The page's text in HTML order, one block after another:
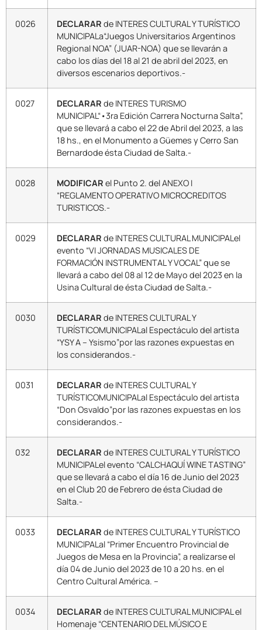
0026 DECLARAR de INTERES CULTURAL Y TURÍSTICO
MUNICIPALa“Juegos Universitarios Argentinos
Regional NOA” (JUAR-NOA) que se llevarán a
cabo los días del 18 al 21 de abril del 2023, en
diversos escenarios deportivos.-
0027 DECLARAR de INTERES TURISMO
MUNICIPAL“•3ra Edición Carrera Nocturna Salta”,
que se llevará a cabo el 22 de Abril del 2023, a las
18 hs., en el Monumento a Güemes y Cerro San
Bernardode ésta Ciudad de Salta.-
0028 MODIFICAR el Punto 2. del ANEXO I
“REGLAMENTO OPERATIVO MICROCREDITOS
TURISTICOS.-
0029 DECLARAR de INTERES CULTURAL MUNICIPALel
evento “VI JORNADAS MUSICALES DE
FORMACIÓN INSTRUMENTAL Y VOCAL” que se
llevará a cabo del 08 al 12 de Mayo del 2023 en la
Usina Cultural de ésta Ciudad de Salta.-
0030 DECLARAR de INTERES CULTURAL Y
TURÍSTICOMUNICIPALal Espectáculo del artista
“YSY A – Ysismo”por las razones expuestas en
los considerandos.-
0031 DECLARAR de INTERES CULTURAL Y
TURÍSTICOMUNICIPALal Espectáculo del artista
“Don Osvaldo”por las razones expuestas en los
considerandos.-
032 DECLARAR de INTERES CULTURAL Y TURÍSTICO
MUNICIPALel evento “CALCHAQUÍ WINE TASTING”
que se llevará a cabo el día 16 de Junio del 2023
en el Club 20 de Febrero de ésta Ciudad de
Salta.-
0033 DECLARAR de INTERES CULTURAL Y TURÍSTICO
MUNICIPALal “Primer Encuentro Provincial de
Juegos de Mesa en la Provincia”, a realizarse el
día 04 de Junio del 2023 de 10 a 20 hs. en el
Centro Cultural América. –
0034 DECLARAR de INTERES CULTURAL MUNICIPAL el
Homenaje “CENTENARIO DEL MÚSICO E